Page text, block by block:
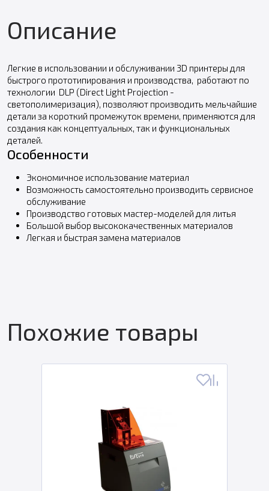
Описание
Легкие в использовании и обслуживании 3D принтеры для
быстрого прототипирования и производства, работают по
технологии DLP (Direct Light Projection -
светополимеризация), позволяют производить мельчайшие
детали за короткий промежуток времени, применяются для
создания как концептуальных, так и функциональных
деталей.
Особенности
Экономичное использование материал
Возможность самостоятельно производить сервисное
обслуживание
Производство готовых мастер-моделей для литья
Большой выбор высококачественных материалов
Легкая и быстрая замена материалов
Похожие товары